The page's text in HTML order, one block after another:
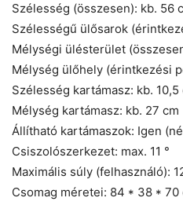
Szélesség (összesen): kb. 56
Szélességű ülősarok
Mélységi ülésterület
Mélység ülőhely (érintkezési
Szélesség kartámasz: kb. 10,5
Mélység kartámasz: kb. 27 cm
Állítható kartámaszok: Igen
Csiszolószerkezet: max. 11 °
Maximális súly (felhasználó):
Csomag méretei: 84 * 38 * 70